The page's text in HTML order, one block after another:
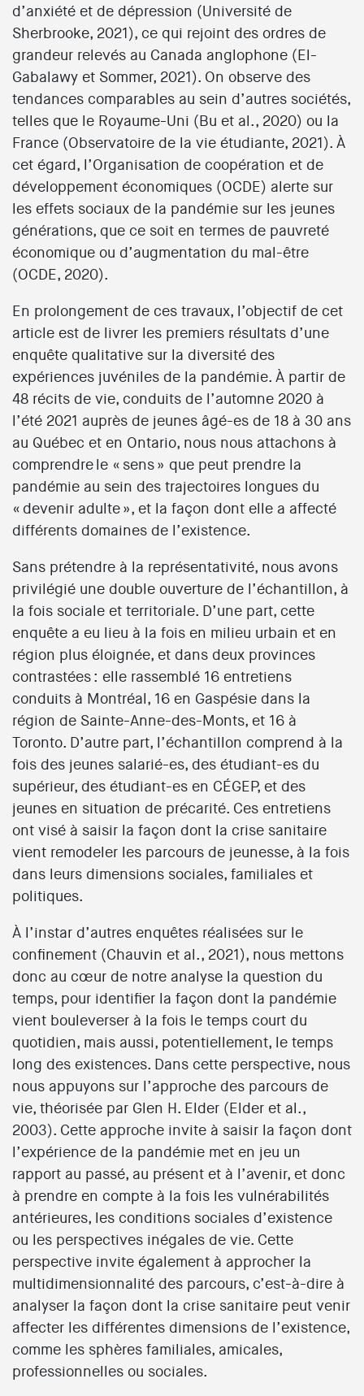
d’anxiété et de dépression (Université de
Sherbrooke, 2021), ce qui rejoint des ordres de
grandeur relevés au Canada anglophone (El-
Gabalawy et Sommer, 2021). On observe des
tendances comparables au sein d’autres sociétés,
telles que le Royaume-Uni (Bu et al., 2020) ou la
France (Observatoire de la vie étudiante, 2021). À
cet égard, l’Organisation de coopération et de
développement économiques (OCDE) alerte sur
les effets sociaux de la pandémie sur les jeunes
générations, que ce soit en termes de pauvreté
économique ou d’augmentation du mal-être
(OCDE, 2020).
En prolongement de ces travaux, l’objectif de cet
article est de livrer les premiers résultats d’une
enquête qualitative sur la diversité des
expériences juvéniles de la pandémie. À partir de
48 récits de vie, conduits de l’automne 2020 à
l’été 2021 auprès de jeunes âgé-es de 18 à 30 ans
au Québec et en Ontario, nous nous attachons à
comprendre le « sens » que peut prendre la
pandémie au sein des trajectoires longues du
« devenir adulte », et la façon dont elle a affecté
différents domaines de l’existence.
Sans prétendre à la représentativité, nous avons
privilégié une double ouverture de l’échantillon, à
la fois sociale et territoriale. D’une part, cette
enquête a eu lieu à la fois en milieu urbain et en
région plus éloignée, et dans deux provinces
contrastées : elle rassemblé 16 entretiens
conduits à Montréal, 16 en Gaspésie dans la
région de Sainte-Anne-des-Monts, et 16 à
Toronto. D’autre part, l’échantillon comprend à la
fois des jeunes salarié-es, des étudiant-es du
supérieur, des étudiant-es en CÉGEP, et des
jeunes en situation de précarité. Ces entretiens
ont visé à saisir la façon dont la crise sanitaire
vient remodeler les parcours de jeunesse, à la fois
dans leurs dimensions sociales, familiales et
politiques.
À l’instar d’autres enquêtes réalisées sur le
confinement (Chauvin et al., 2021), nous mettons
donc au cœur de notre analyse la question du
temps, pour identifier la façon dont la pandémie
vient bouleverser à la fois le temps court du
quotidien, mais aussi, potentiellement, le temps
long des existences. Dans cette perspective, nous
nous appuyons sur l’approche des parcours de
vie, théorisée par Glen H. Elder (Elder et al.,
2003). Cette approche invite à saisir la façon dont
l’expérience de la pandémie met en jeu un
rapport au passé, au présent et à l’avenir, et donc
à prendre en compte à la fois les vulnérabilités
antérieures, les conditions sociales d’existence
ou les perspectives inégales de vie. Cette
perspective invite également à approcher la
multidimensionnalité des parcours, c’est-à-dire à
analyser la façon dont la crise sanitaire peut venir
affecter les différentes dimensions de l’existence,
comme les sphères familiales, amicales,
professionnelles ou sociales.